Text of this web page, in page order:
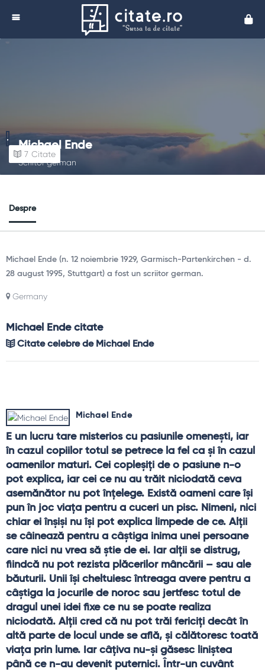
Michael Ende
Scriitor german
7 Citate
Despre
Michael Ende (n. 12 noiembrie 1929, Garmisch-Partenkirchen - d.
28 august 1995, Stuttgart) a fost un scriitor german.
Germany
Michael Ende citate
Citate celebre de Michael Ende
Michael Ende
E un lucru tare misterios cu pasiunile omeneşti, iar
în cazul copiilor totul se petrece la fel ca şi în cazul
oamenilor maturi. Cei copleşiţi de o pasiune n-o
pot explica, iar cei ce nu au trăit niciodată ceva
asemănător nu pot înţelege. Există oameni care îşi
pun în joc viaţa pentru a cuceri un pisc. Nimeni, nici
chiar ei înşişi nu îşi pot explica limpede de ce. Alţii
se câinează pentru a câştiga inima unei persoane
care nici nu vrea să ştie de ei. Iar alţii se distrug,
fiindcă nu pot rezista plăcerilor mâncării – sau ale
băuturii. Unii îşi cheltuiesc întreaga avere pentru a
câştiga la jocurile de noroc sau jertfesc totul de
dragul unei idei fixe ce nu se poate realiza
niciodată. Alţii cred că nu pot trăi fericiţi decât în
altă parte de locul unde se află, şi călătoresc toată
viaţa prin lume. Iar câţiva nu-şi găsesc liniştea
până ce n-au devenit puternici. Într-un cuvânt